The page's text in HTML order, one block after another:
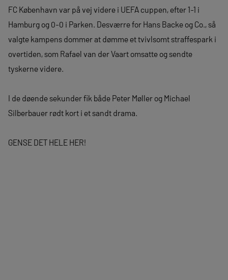
FC København var på vej videre i UEFA cuppen, efter 1-1 i
Hamburg og 0-0 i Parken. Desværre for Hans Backe og Co., så
valgte kampens dommer at dømme et tvivlsomt straffespark i
overtiden, som Rafael van der Vaart omsatte og sendte
tyskerne videre.
I de døende sekunder fik både Peter Møller og Michael
Silberbauer rødt kort i et sandt drama.
GENSE DET HELE HER!